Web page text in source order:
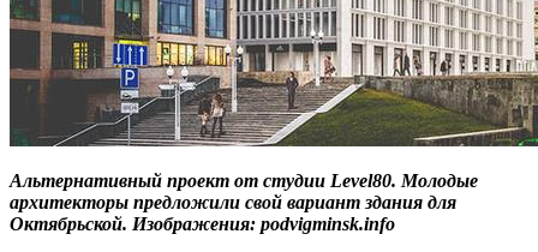
Альтернативный проект от студии Level80. Молодые
архитекторы предложили свой вариант здания для
Октябрьской. Изображения: podvigminsk.info